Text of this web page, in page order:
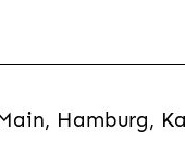
Hamburg,